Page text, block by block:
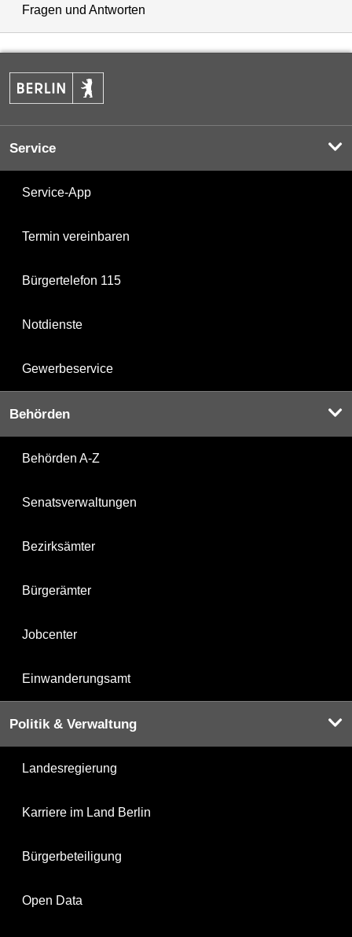
Fragen und Antworten
Service
Service-App
Termin vereinbaren
Bürgertelefon 115
Notdienste
Gewerbeservice
Behörden
Behörden A-Z
Senatsverwaltungen
Bezirksämter
Bürgerämter
Jobcenter
Einwanderungsamt
Politik & Verwaltung
Landesregierung
Karriere im Land Berlin
Bürgerbeteiligung
Open Data